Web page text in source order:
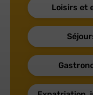
Loisirs et